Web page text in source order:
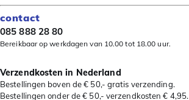
contact
085 888 28 80
Bereikbaar op werkdagen van 10.00 tot 18.00 uur.
Verzendkosten in Nederland
Bestellingen boven de € 50,- gratis verzending.
Bestellingen onder de € 50,- verzendkosten € 4,95.